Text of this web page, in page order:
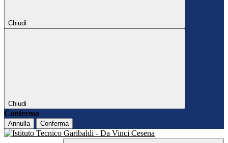
Chiudi
Chiudi
Conferma
Annulla Conferma